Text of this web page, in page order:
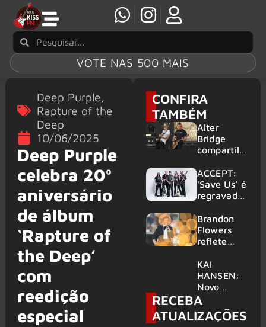
VOTE NAS 500 MAIS
Deep Purple,
Rapture of the
Deep
10/06/2025
Deep Purple
celebra 20º
aniversário
de álbum
‘Rapture of
the Deep’
com
reedição
especial
CONFIRA
TAMBÉM
Alter
Bridge
compartilh
vivo de
“Fortress”
gravada
am Ring
2026
ACCEPT:
‘Save Us’ é
regravada
membros
do GHOST
e KORN
Brandon
Flowers
reflete
futuro e
levanta
possibilida
de de
deixar os
palcos
KAI
HANSEN:
Novo
single
‘Welcome
To Life’ é
RECEBA
ATUALIZAÇÕES